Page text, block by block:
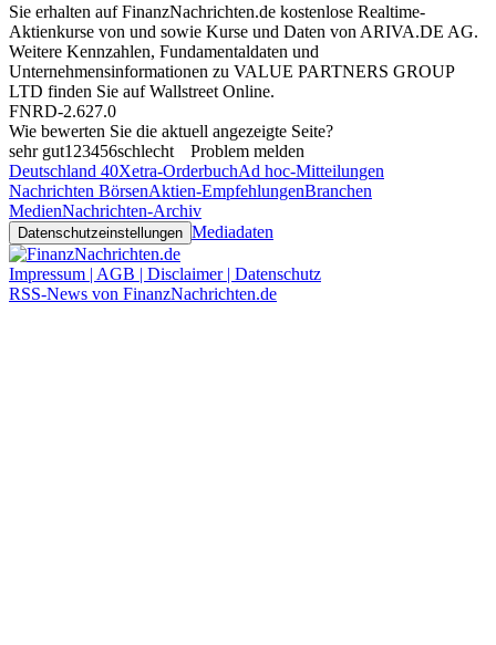
Sie erhalten auf FinanzNachrichten.de kostenlose Realtime-
Aktienkurse von und sowie Kurse und Daten von ARIVA.DE AG.
Weitere Kennzahlen, Fundamentaldaten und
Unternehmensinformationen zu VALUE PARTNERS GROUP
LTD finden Sie aufWallstreet Online.
FNRD-2.627.0
Wie bewerten Sie die aktuell angezeigte Seite?
sehr gut1 23456schlecht
Problem melden
Deutschland 40Xetra-OrderbuchAd hoc-Mitteilungen
Nachrichten BörsenAktien-EmpfehlungenBranchen
MedienNachrichten-Archiv
Datenschutzeinstellungen Mediadaten
Impressum | AGB | Disclaimer | Datenschutz
RSS-News von FinanzNachrichten.de